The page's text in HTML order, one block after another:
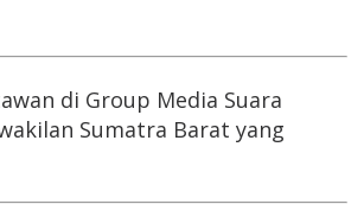
di Group Media Suara
Sumatra Barat yang